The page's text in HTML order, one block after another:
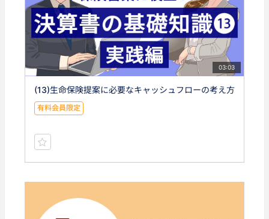
03:03
(13)生命保険提案に必要なキャッシュフローの考え方
有料会員限定